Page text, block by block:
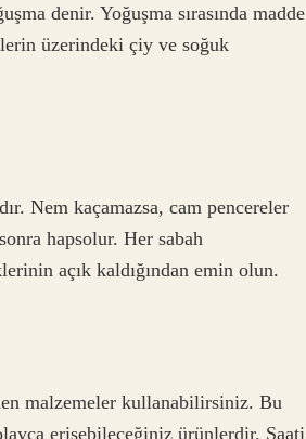
denir. Yoğuşma sırasında madde
üzerindeki çiy ve soğuk
Nem kaçamazsa, cam pencereler
hapsolur. Her sabah
açık kaldığından emin olun.
malzemeler kullanabilirsiniz. Bu
erişebileceğiniz ürünlerdir. Saati